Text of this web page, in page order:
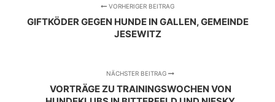
VORHERIGER BEITRAG
GIFTKÖDER GEGEN HUNDE IN GALLEN, GEMEINDE
JESEWITZ
NÄCHSTER BEITRAG
VORTRÄGE ZU TRAININGSWOCHEN VON